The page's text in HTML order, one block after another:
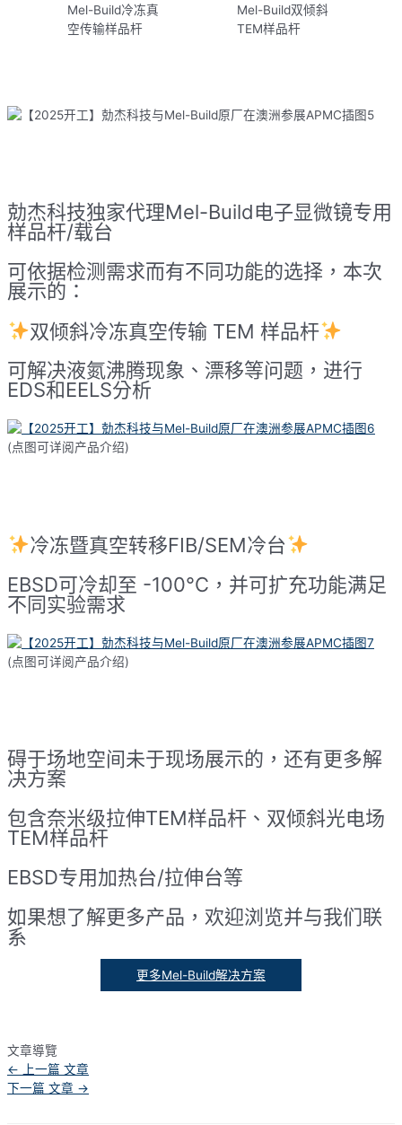
Mel-Build冷冻真
空传输样品杆
Mel-Build双倾斜
TEM样品杆
勀杰科技独家代理Mel-Build电子显微镜专用
样品杆/载台
可依据检测需求而有不同功能的选择，本次
展示的：
双倾斜冷冻真空传输 TEM 样品杆
可解决液氮沸腾现象、漂移等问题，进行
EDS和EELS分析
(点图可详阅产品介绍)
冷冻暨真空转移FIB/SEM冷台
EBSD可冷却至 -100°C，并可扩充功能满足
不同实验需求
(点图可详阅产品介绍)
碍于场地空间未于现场展示的，还有更多解
决方案
包含奈米级拉伸TEM样品杆、双倾斜光电场
TEM样品杆
EBSD专用加热台/拉伸台等
如果想了解更多产品，欢迎浏览并与我们联
系
更多Mel-Build解决方案
文章導覽
← 上一篇 文章
下一篇 文章 →